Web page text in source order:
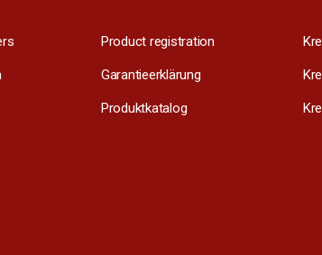
Product registration
Garantieerklärung
Produktkatalog